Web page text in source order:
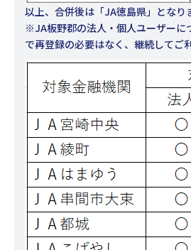
以上、合併後は「JA徳島県」となり
※JA板野郡の法人・個人ユーザーに
で再登録の必要はなく、継続してご